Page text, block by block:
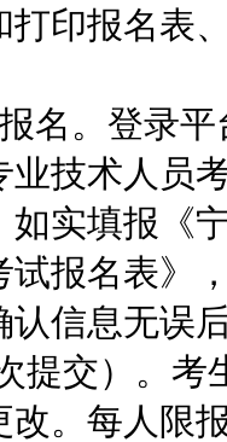
打印报名表
。登录平
技术人员
如实填报《
试报名表》
信息无误
提交）。
改。每人限